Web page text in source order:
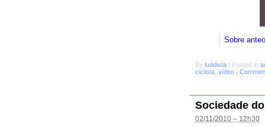
Sobre
By luddista Posted in
ciclista vídeo
Sociedade
02/11/2010 – 12h30